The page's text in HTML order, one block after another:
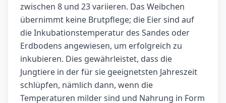
zwischen 8 und 23 variieren. Das Weibchen
übernimmt keine Brutpflege; die Eier sind auf
die Inkubationstemperatur des Sandes oder
Erdbodens angewiesen, um erfolgreich zu
inkubieren. Dies gewährleistet, dass die
Jungtiere in der für sie geeignetsten Jahreszeit
schlüpfen, nämlich dann, wenn die
Temperaturen milder sind und Nahrung in Form